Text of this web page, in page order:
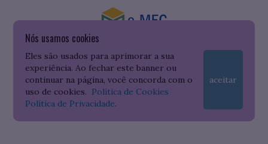
Nós usamos cookies
Eles são usados para aprimorar a sua
experiência. Ao fechar este banner ou
continuar na página, você concorda com o
uso de cookies. Política de Cookies
Política de Privacidade.
aceitar
Consulte o cadastro da Instituição no Sistema do e-MEC